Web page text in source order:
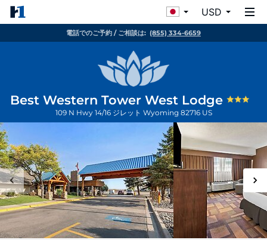
USD
電話でのご予約 / ご相談は: (855) 334-6659
Best Western Tower West Lodge
109 N Hwy 14/16 ジレット Wyoming 82716 US